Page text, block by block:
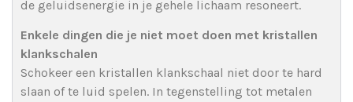
de geluidsenergie in je gehele lichaam resoneert.
Enkele dingen die je niet moet doen met kristallen
klankschalen
Schokeer een kristallen klankschaal niet door te hard
slaan of te luid spelen. In tegenstelling tot metalen